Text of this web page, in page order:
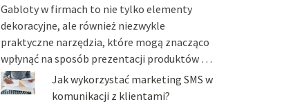
Gabloty w firmach to nie tylko elementy
dekoracyjne, ale również niezwykle
praktyczne narzędzia, które mogą znacząco
wpłynąć na sposób prezentacji produktów …
Jak wykorzystać marketing SMS w
komunikacji z klientami?